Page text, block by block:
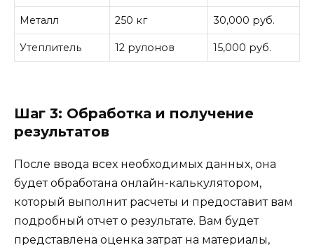
Металл 250 кг 30,000 руб.
Утеплитель 12 рулонов 15,000 руб.
Шаг 3: Обработка и получение
результатов
После ввода всех необходимых данных, она
будет обработана онлайн-калькулятором,
который выполнит расчеты и предоставит вам
подробный отчет о результате. Вам будет
представлена оценка затрат на материалы,